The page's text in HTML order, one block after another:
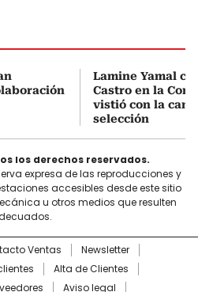
Lamine Yamal
Castro en la
vistió con la
selección
los derechos reservados.
expresa de las reproducciones y
accesibles desde este sitio
u otros medios que resulten
Ventas
Newsletter
Alta de Clientes
Aviso legal